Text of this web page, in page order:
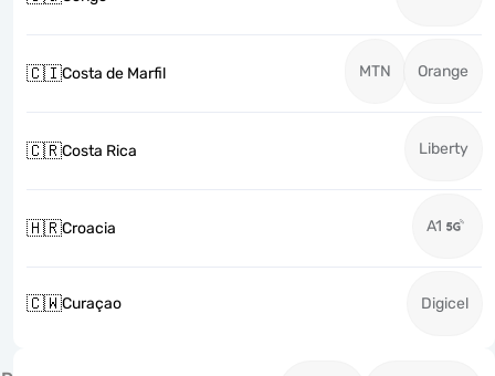
🇨🇮Costa de Marfil MTN Orange
🇨🇷Costa Rica Liberty
🇭🇷Croacia A1
🇨🇼Curaçao Digicel